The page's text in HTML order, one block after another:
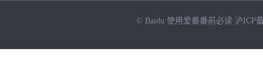
© Baidu 使用爱番番前必读 沪ICP